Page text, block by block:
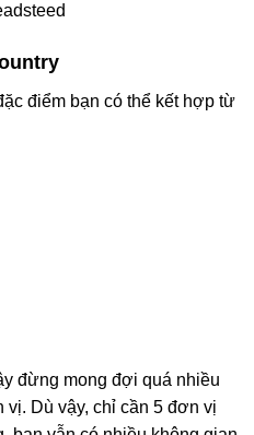
điểm bạn có thể kết hợp từ
đừng mong đợi quá nhiều
Dù vậy, chỉ cần 5 đơn vị